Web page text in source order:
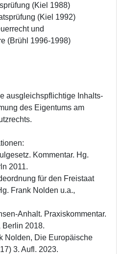
(Kiel 1988)
(Kiel 1992)
und
(Brühl 1996-1998)
ausgleichspflichtige Inhalts-
des Eigentums am
Kommentar. Hg.
2011.
für den Freistaat
Frank Nolden u.a.,
Anhalt. Praxiskommentar.
Berlin 2018.
Nolden, Die Europäische
3. Aufl. 2023.